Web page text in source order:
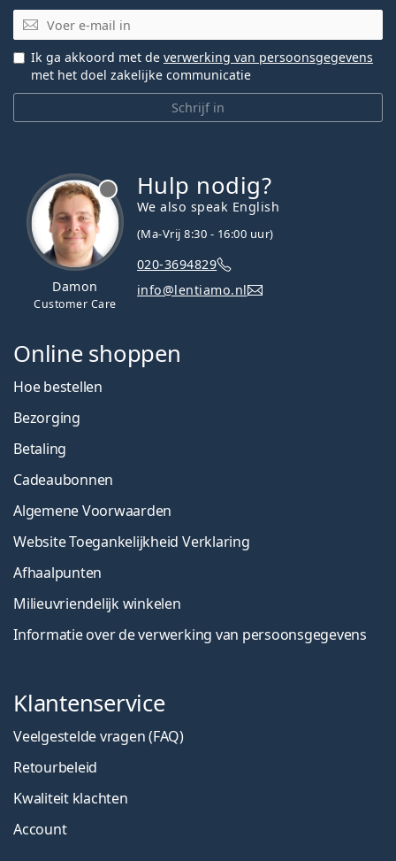
E-mail
Schrijf in
Ik ga akkoord met de verwerking van persoonsgegevens
met het doel zakelijke communicatie
Damon
Customer Care
Hulp nodig?
We also speak English
(Ma-Vrij 8:30 - 16:00 uur)
020-3694829
info@lentiamo.nl
Online shoppen
Hoe bestellen
Bezorging
Betaling
Cadeaubonnen
Algemene Voorwaarden
Website Toegankelijkheid Verklaring
Afhaalpunten
Milieuvriendelijk winkelen
Informatie over de verwerking van persoonsgegevens
Klantenservice
Veelgestelde vragen (FAQ)
Retourbeleid
Kwaliteit klachten
Account